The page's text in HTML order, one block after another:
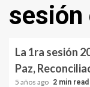
sesión
La 1ra sesión
Paz,
5 años ago 2 min read